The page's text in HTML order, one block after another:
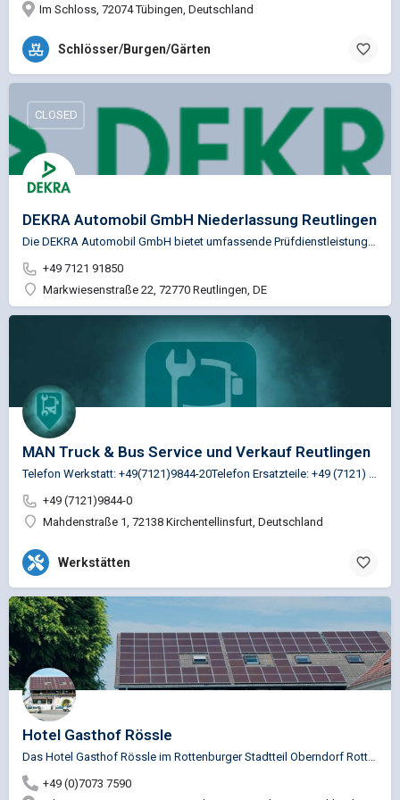
Im Schloss, 72074 Tübingen, Deutschland
Schlösser/Burgen/Gärten
DEKRA Automobil GmbH Niederlassung Reutlingen
+49 7121 91850
Markwiesenstraße 22, 72770 Reutlingen, DE
CLOSED
MAN Truck & Bus Service und Verkauf Reutlingen
+49 (7121)9844-0
Mahdenstraße 1, 72138 Kirchentellinsfurt, Deutschland
Werkstätten
Hotel Gasthof Rössle
+49 (0)7073 7590